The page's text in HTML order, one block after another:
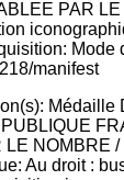
NOMBRE
Au droit :